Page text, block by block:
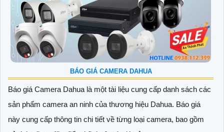
BÁO GIÁ CAMERA DAHUA
Báo giá Camera Dahua là một tài liệu cung cấp danh sách các
sản phẩm camera an ninh của thương hiệu Dahua. Báo giá
này cung cấp thông tin chi tiết về từng loại camera, bao gồm